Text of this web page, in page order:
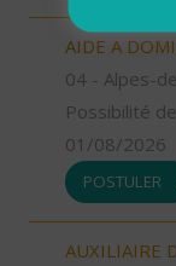
AIDE A
04 - Alpes-
Possibilité
01/08/2026
POSTULER
AUXILIAIRE